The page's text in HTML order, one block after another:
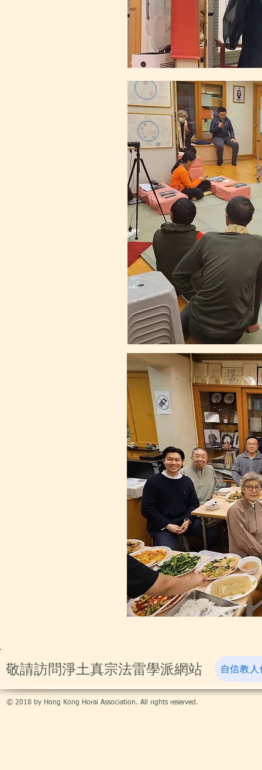
​敬請訪問淨土真宗法雷學派網站 自信教
© 2018 by Hong Kong Horai Association. All rights reserved.